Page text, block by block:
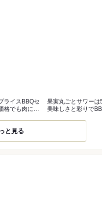
ライスBBQセ
格でも肉にこ
果実丸ごとサワーは
美味しさと彩りで
と見る